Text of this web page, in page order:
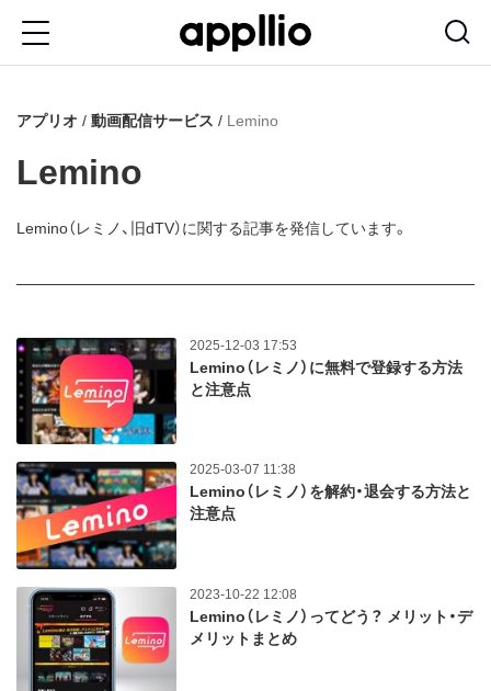
アプリオ 動画配信サービス Lemino
Lemino
Lemino（レミノ、旧dTV）に関する記事を発信しています。
2025-12-03 17:53
Lemino（レミノ）に無料で登録する方法
と注意点
2025-03-07 11:38
Lemino（レミノ）を解約・退会する方法と
注意点
2023-10-22 12:08
Lemino（レミノ）ってどう？ メリット・デ
メリットまとめ